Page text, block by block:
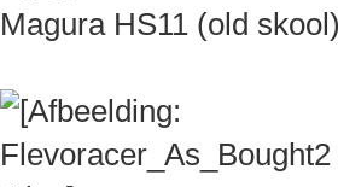
Magura HS11 (old